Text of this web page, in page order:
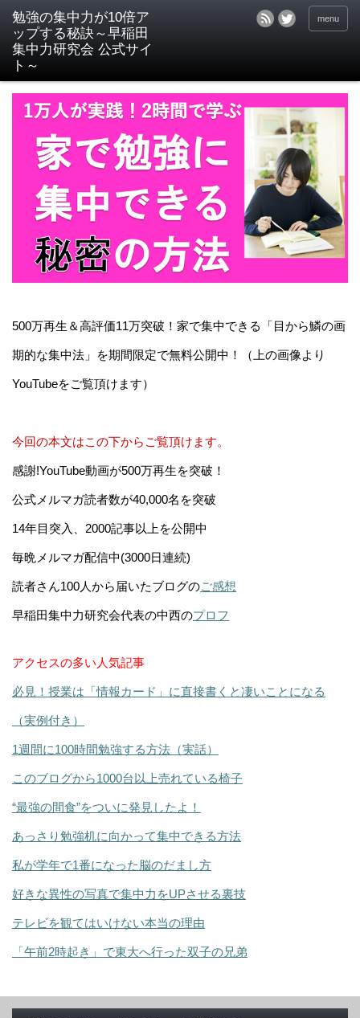
menu
500万再生＆高評価11万突破！家で集中できる「目から鱗の画
期的な集中法」を期間限定で無料公開中！（上の画像より
YouTubeをご覧頂けます）
今回の本文はこの下からご覧頂けます。
感謝!YouTube動画が500万再生を突破！
公式メルマガ読者数が40,000名を突破
14年目突入、2000記事以上を公開中
毎晩メルマガ配信中(3000日連続)
読者さん100人から届いたブログのご感想
早稲田集中力研究会代表の中西のプロフ
アクセスの多い人気記事
必見！授業は「情報カード」に直接書くと凄いことになる
（実例付き）
1週間に100時間勉強する方法（実話）
このブログから1000台以上売れている椅子
“最強の間食”をついに発見したよ！
あっさり勉強机に向かって集中できる方法
私が学年で1番になった脳のだまし方
好きな異性の写真で集中力をUPさせる裏技
テレビを観てはいけない本当の理由
「午前2時起き」で東大へ行った双子の兄弟